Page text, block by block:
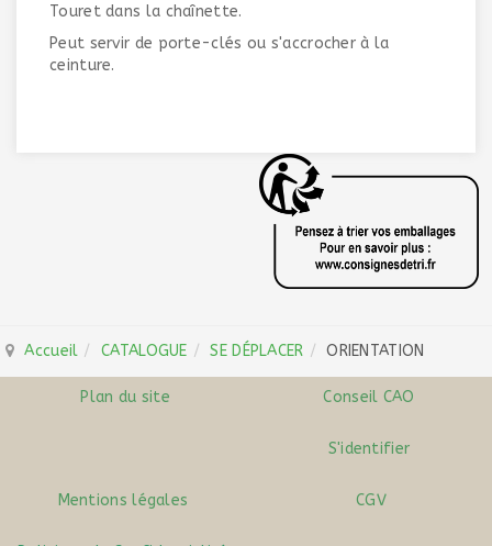
Touret dans la chaînette.
Peut servir de porte-clés ou s'accrocher à la
ceinture.
Accueil CATALOGUE SE DÉPLACER ORIENTATION
Plan du site Conseil CAO
S'identifier
Mentions légales CGV